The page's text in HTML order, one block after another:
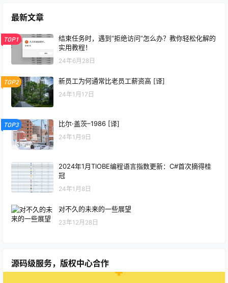
最新文章
TOP1
结束任务时，遇到“拒绝访问”怎么办？教你轻松化解的
实用教程！
24年6月28日
TOP2 新员工为何通常比老员工薪资高 [译]
24年1月17日
TOP3 比尔·盖茨–1986 [译]
24年1月9日
2024年1月TIOBE编程语言指数更新：C#首次摘得桂
冠
24年1月8日
对不久的未来的一些展望
23年12月28日
源码级服务，版权中心合作